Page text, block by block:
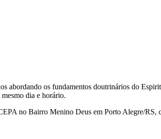
abordando os fundamentos doutrinários do
dia e horário.
no Bairro Menino Deus em Porto Alegre/